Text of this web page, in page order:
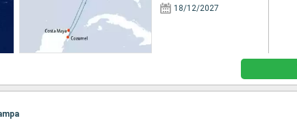
18/12/2027